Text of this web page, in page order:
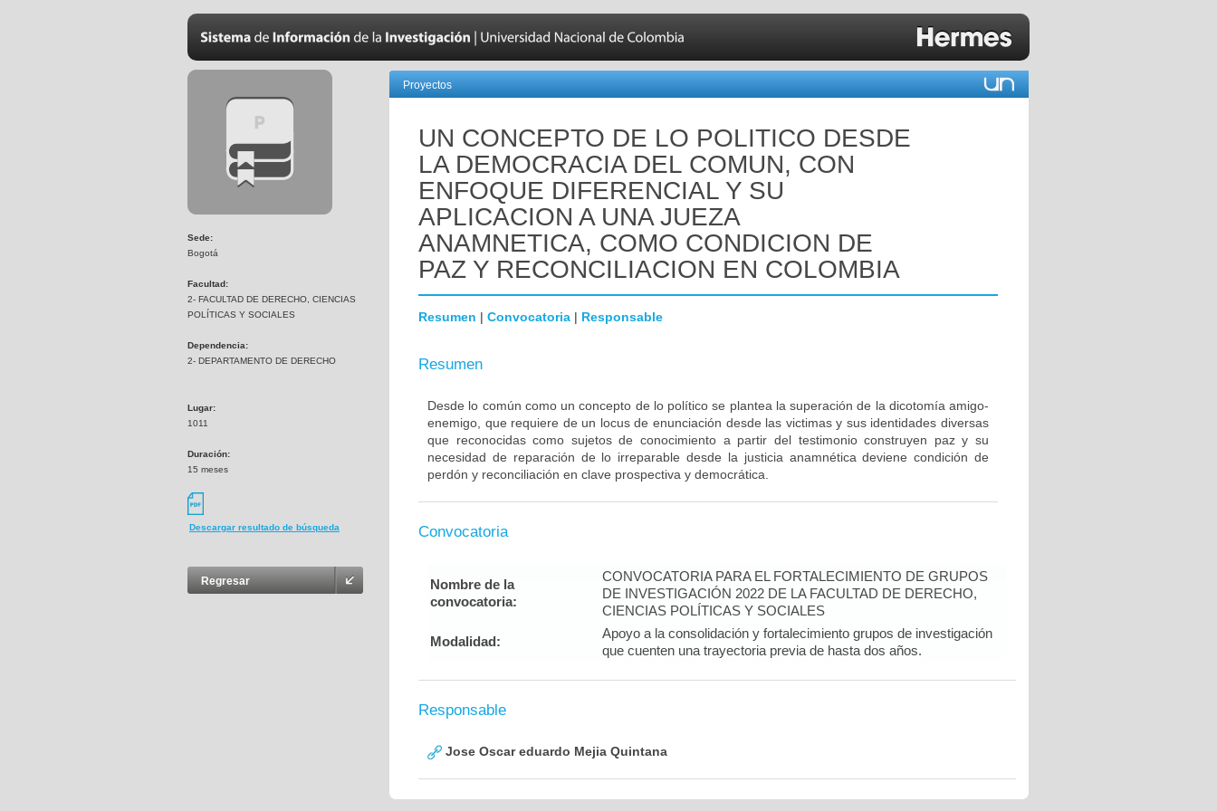
Sede:
Bogotá
Facultad:
2- FACULTAD DE DERECHO, CIENCIAS
POLÍTICAS Y SOCIALES
Dependencia:
2- DEPARTAMENTO DE DERECHO
Lugar:
1011
Duración:
15 meses
Descargar resultado de búsqueda
Regresar
Proyectos
UN CONCEPTO DE LO POLITICO DESDE
LA DEMOCRACIA DEL COMUN, CON
ENFOQUE DIFERENCIAL Y SU
APLICACION A UNA JUEZA
ANAMNETICA, COMO CONDICION DE
PAZ Y RECONCILIACION EN COLOMBIA
Resumen | Convocatoria | Responsable
Resumen
Desde lo común como un concepto de lo político se plantea la superación de la dicotomía amigo-
enemigo, que requiere de un locus de enunciación desde las victimas y sus identidades diversas
que reconocidas como sujetos de conocimiento a partir del testimonio construyen paz y su
necesidad de reparación de lo irreparable desde la justicia anamnética deviene condición de
perdón y reconciliación en clave prospectiva y democrática.
Convocatoria
Nombre de la
convocatoria:
CONVOCATORIA PARA EL FORTALECIMIENTO DE GRUPOS
DE INVESTIGACIÓN 2022 DE LA FACULTAD DE DERECHO,
CIENCIAS POLÍTICAS Y SOCIALES
Modalidad:
Apoyo a la consolidación y fortalecimiento grupos de investigación
que cuenten una trayectoria previa de hasta dos años.
Responsable
Jose Oscar eduardo Mejia Quintana